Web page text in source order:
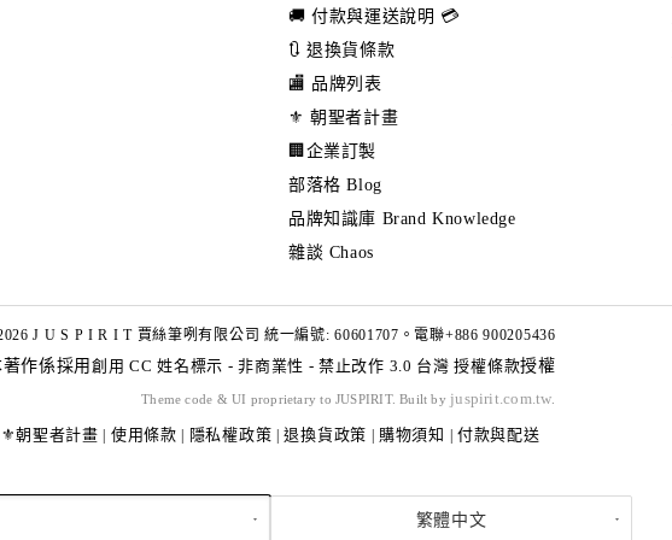
🚚 付款與運送說明 💳
🔃 退換貨條款
🏬 品牌列表
⚜️ 朝聖者計畫
🏢企業訂製
部落格 Blog
品牌知識庫 Brand Knowledge
雜談 Chaos
J U S P I R I T 賈絲筆咧有限公司 統一編號: 60601707。電聯+886 900205436
著作係採用創用 CC 姓名標示 - 非商業性 - 禁止改作 3.0 台灣 授權條款授權
Theme code & UI proprietary to JUSPIRIT. Built by juspirit.com.tw
⚜️朝聖者計畫 使用條款 隱私權政策 |退換貨政策 購物須知 付款與配送